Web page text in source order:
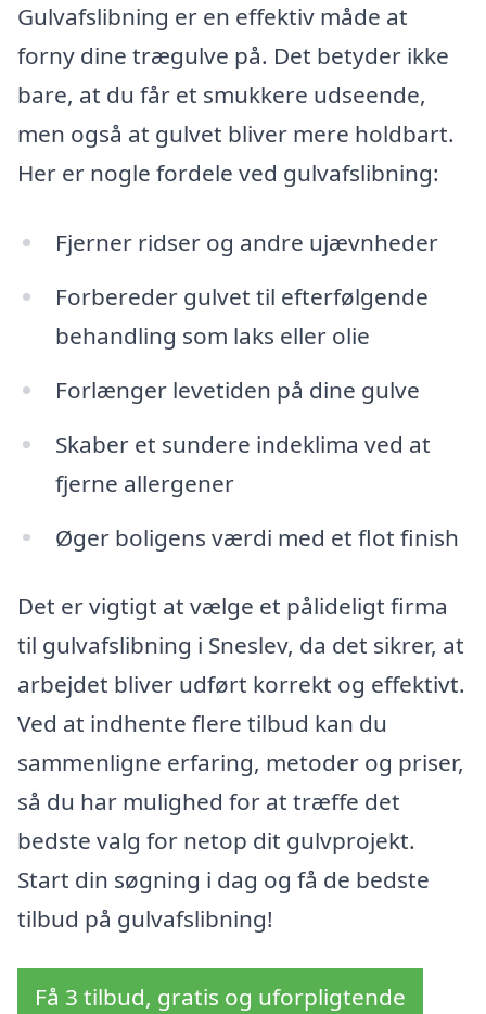
Gulvafslibning er en effektiv måde at
forny dine trægulve på. Det betyder ikke
bare, at du får et smukkere udseende,
men også at gulvet bliver mere holdbart.
Her er nogle fordele ved gulvafslibning:
Fjerner ridser og andre ujævnheder
Forbereder gulvet til efterfølgende
behandling som laks eller olie
Forlænger levetiden på dine gulve
Skaber et sundere indeklima ved at
fjerne allergener
Øger boligens værdi med et flot finish
Det er vigtigt at vælge et pålideligt firma
til gulvafslibning i Sneslev, da det sikrer, at
arbejdet bliver udført korrekt og effektivt.
Ved at indhente flere tilbud kan du
sammenligne erfaring, metoder og priser,
så du har mulighed for at træffe det
bedste valg for netop dit gulvprojekt.
Start din søgning i dag og få de bedste
tilbud på gulvafslibning!
Få 3 tilbud, gratis og uforpligtende